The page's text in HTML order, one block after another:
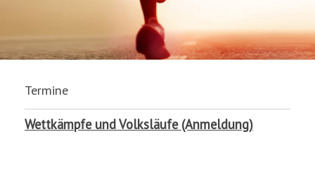
Termine
Wettkämpfe und Volksläufe (Anmeldung)